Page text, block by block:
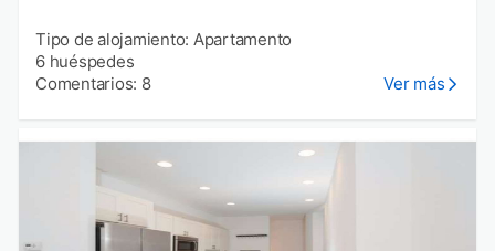
Tipo de alojamiento: Apartamento
6 huéspedes
Comentarios: 8
Ver más